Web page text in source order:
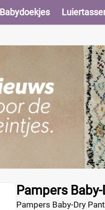
Babydoekjes
Pampers
Pampers Baby-Dry